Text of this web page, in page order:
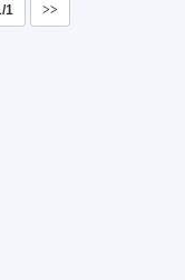
1 >>